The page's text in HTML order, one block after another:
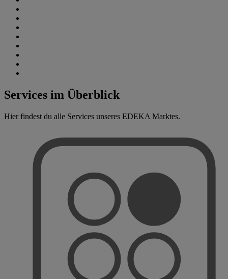
Services im Überblick
Hier findest du alle Services unseres EDEKA Marktes.